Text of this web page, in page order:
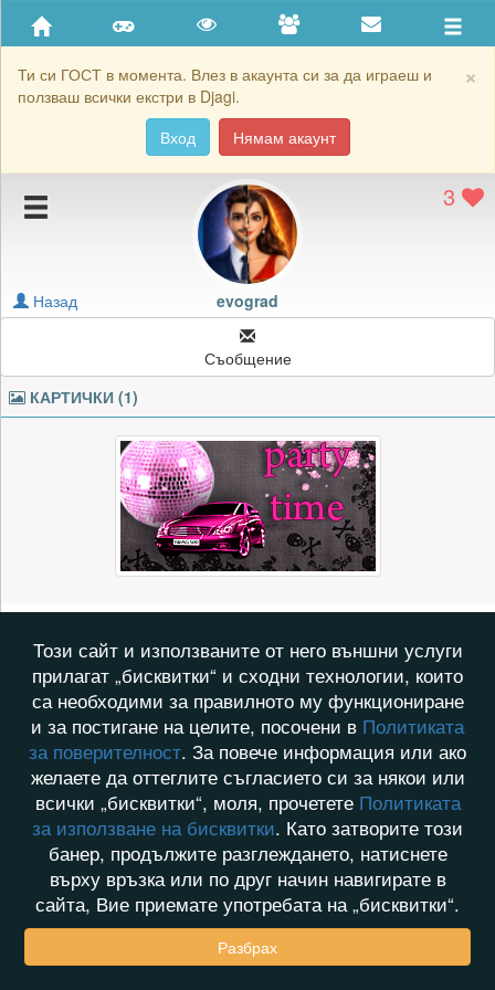
×
Ти си ГОСТ в момента. Влез в акаунта си за да играеш и
ползваш всички екстри в Djagi.
Вход
Нямам акаунт
Приятели
Хронология на игри
Подаръците на evograd
Картичките на evograd
Блокирай evograd
3
evograd
Назад
Съобщение
КАРТИЧКИ (1)
Този сайт и използваните от него външни услуги
прилагат „бисквитки“ и сходни технологии, които
са необходими за правилното му функциониране
и за постигане на целите, посочени в Политиката
за поверителност. За повече информация или ако
желаете да оттеглите съгласието си за някои или
всички „бисквитки“, моля, прочетете Политиката
за използване на бисквитки. Като затворите този
банер, продължите разглеждането, натиснете
върху връзка или по друг начин навигирате в
сайта, Вие приемате употребата на „бисквитки“.
Разбрах